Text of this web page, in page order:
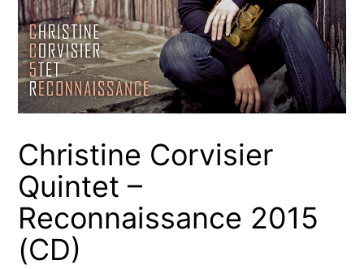
Christine Corvisier
Quintet –
Reconnaissance 2015
(CD)